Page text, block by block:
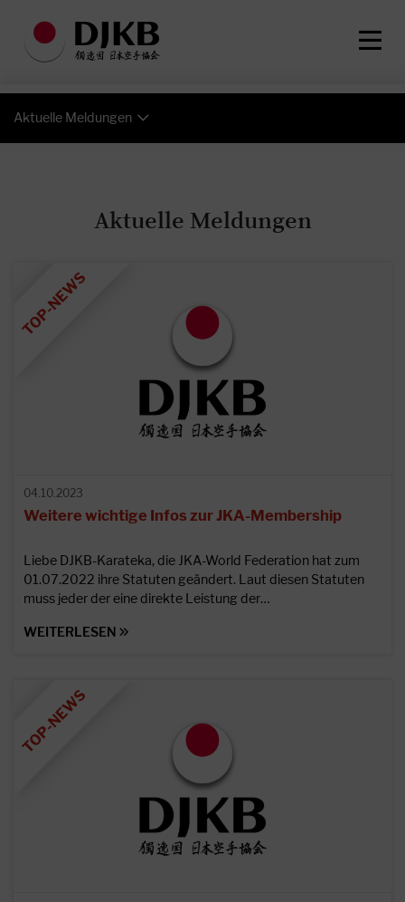
Aktuelle Meldungen
Aktuelle Meldungen
04.10.2023
Weitere wichtige Infos zur JKA-Membership
Liebe DJKB-Karateka, die JKA-World Federation hat zum
01.07.2022 ihre Statuten geändert. Laut diesen Statuten
muss jeder der eine direkte Leistung der…
WEITERLESEN